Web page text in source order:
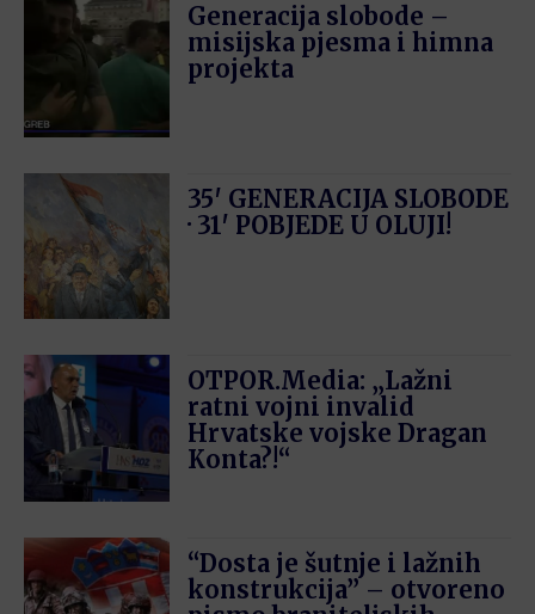
Generacija slobode –
misijska pjesma i himna
projekta
35′ GENERACIJA SLOBODE
· 31′ POBJEDE U OLUJI!
OTPOR.Media: „Lažni
ratni vojni invalid
Hrvatske vojske Dragan
Konta?!“
“Dosta je šutnje i lažnih
konstrukcija” – otvoreno